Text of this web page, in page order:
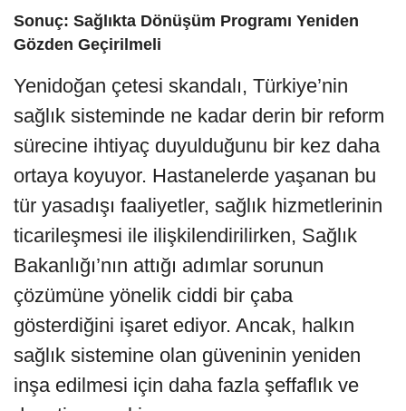
Sonuç: Sağlıkta Dönüşüm Programı Yeniden
Gözden Geçirilmeli
Yenidoğan çetesi skandalı, Türkiye’nin
sağlık sisteminde ne kadar derin bir reform
sürecine ihtiyaç duyulduğunu bir kez daha
ortaya koyuyor. Hastanelerde yaşanan bu
tür yasadışı faaliyetler, sağlık hizmetlerinin
ticarileşmesi ile ilişkilendirilirken, Sağlık
Bakanlığı’nın attığı adımlar sorunun
çözümüne yönelik ciddi bir çaba
gösterdiğini işaret ediyor. Ancak, halkın
sağlık sistemine olan güveninin yeniden
inşa edilmesi için daha fazla şeffaflık ve